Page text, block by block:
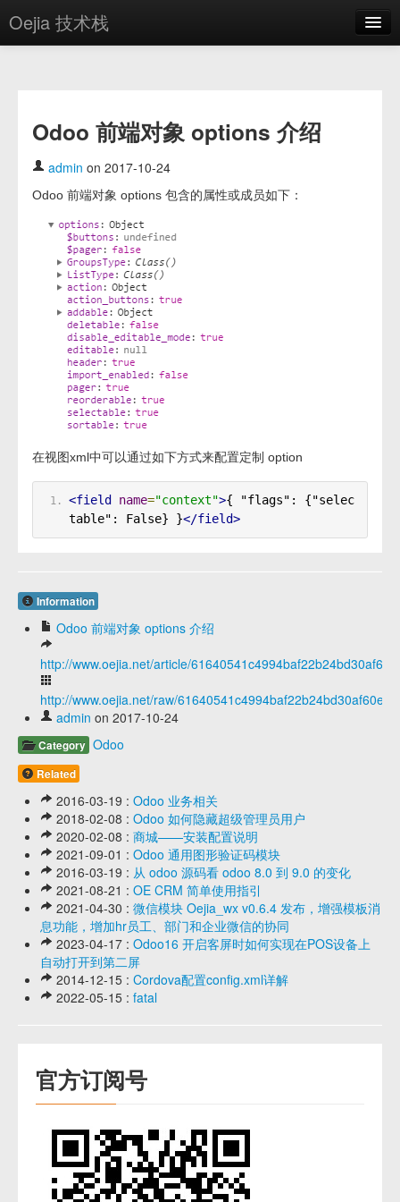
Oejia 技术栈
方案
OE学院
分享
Odoo 前端对象 options 介绍
admin on 2017-10-24
Odoo 前端对象 options 包含的属性或成员如下：
在视图xml中可以通过如下方式来配置定制 option
<field name="context">{ "flags": {"selec
table": False} }</field>
Information
Odoo 前端对象 options 介绍
http://www.oejia.net/article/
http://www.oejia.net/raw/61640541c4994baf22b24bd30af60e69
admin on 2017-10-24
Category Odoo
Related
2016-03-19 : Odoo 业务相关
2018-02-08 : Odoo 如何隐藏超级管理员用户
2020-02-08 : 商城——安装配置说明
2021-09-01 : Odoo 通用图形验证码模块
2016-03-19 : 从 odoo 源码看 odoo 8.0 到 9.0 的变化
2021-08-21 : OE CRM 简单使用指引
2021-04-30 : 微信模块 Oejia_wx v0.6.4 发布，增强模板消
息功能，增加hr员工、部门和企业微信的协同
2023-04-17 : Odoo16 开启客屏时如何实现在POS设备上
自动打开到第二屏
2014-12-15 : Cordova配置config.xml详解
2022-05-15 : fatal
官方订阅号